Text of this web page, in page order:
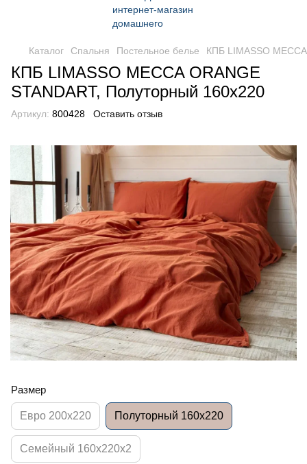
Каталог Спальня Постельное белье КПБ LIMASSO
КПБ LIMASSO MECCA ORANGE
STANDART, Полуторный 160x220
Артикул: 800428 Оставить отзыв
Размер
Евро 200x220 Полуторный 160x220
Семейный 160x220x2